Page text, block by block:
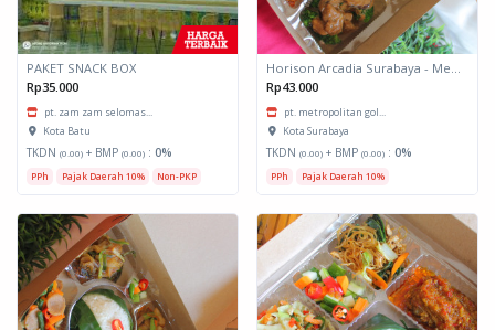
PAKET SNACK BOX
Rp35.000
pt. zam zam selomas...
Kota Batu
TKDN (0.00) + BMP (0.00) : 0%
PPh Pajak Daerah 10% Non-PKP
Rp43.000
pt. metropolitan gol...
Kota Surabaya
TKDN (0.00) + BMP (0.00) : 0%
PPh Pajak Daerah 10%